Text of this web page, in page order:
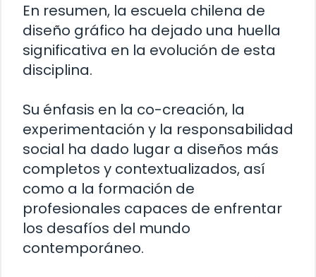
En resumen, la escuela chilena de
diseño gráfico ha dejado una huella
significativa en la evolución de esta
disciplina.
Su énfasis en la co-creación, la
experimentación y la responsabilidad
social ha dado lugar a diseños más
completos y contextualizados, así
como a la formación de
profesionales capaces de enfrentar
los desafíos del mundo
contemporáneo.